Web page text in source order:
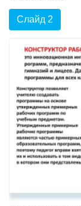
Слайд 2